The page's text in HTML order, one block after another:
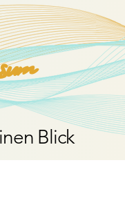
Blick